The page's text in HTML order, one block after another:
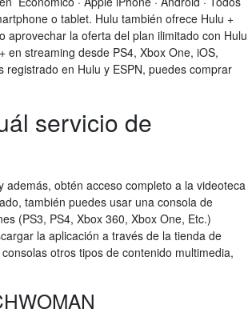
o tablet. Hulu también ofrece Hulu +
aprovechar la oferta del plan ilimitado con Hulu
streaming desde PS4, Xbox One, iOS,
en Hulu y ESPN, puedes comprar
servicio de
obtén acceso completo a la videoteca
también puedes usar una consola de
(PS3, PS4, Xbox 360, Xbox One, Etc.)
la aplicación a través de la tienda de
otros tipos de contenido multimedia,